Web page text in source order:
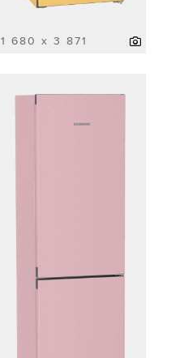
1 680 x 3 871